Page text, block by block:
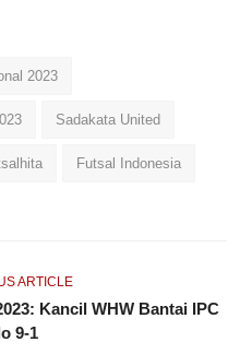
2023
Sadakata United
Futsal Indonesia
ARTICLE
Kancil WHW Bantai IPC
9-1